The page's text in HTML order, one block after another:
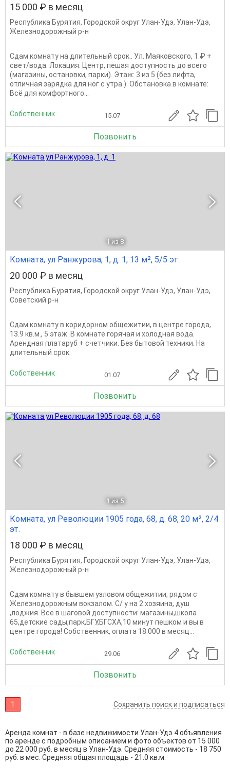
15 000 ₽ в месяц
Республика Бурятия, Городской округ Улан-Удэ, Улан-Удэ,
Железнодорожный р-н
Сдам комнату на длительный срок.. Ул. Маяковского, 1.₽ +
свет/вода. Локация: Центр, пешая доступность до всего
(магазины, остановки, парки). Этаж: 3 из 5 (без лифта,
отличная зарядка для ног с утра ). Обстановка в комнате:
Всё для комфортного...
Собственник 15.07
Позвонить
1 из 8
Комната, ул Ранжурова, 1, д. 1, 13 м², 5/5 эт.
20 000 ₽ в месяц
Республика Бурятия, Городской округ Улан-Удэ, Улан-Удэ,
Советский р-н
Сдам комнату в коридорном общежитии, в центре города,
13.9 кв.м., 5 этаж. В комнате горячая и холодная вода.
Арендная платаруб + счетчики. Без бытовой техники. На
длительный срок.
Собственник 01.07
Позвонить
1 из 5
Комната, ул Революции 1905 года, 68, д. 68, 20 м², 2/4
эт.
18 000 ₽ в месяц
Республика Бурятия, Городской округ Улан-Удэ, Улан-Удэ,
Железнодорожный р-н
Сдам комнату в бывшем узловом общежитии, рядом с
Железнодорожным вокзалом. С/ у на 2 хозяина, душ
,лоджия. Все в шаговой доступности: магазины,школа
65,детские сады,парк,БГУ,БГСХА,10 минут пешком и вы в
центре города! Собственник, оплата 18.000 в месяц...
Собственник 29.06
Позвонить
1 Сохранить поиск и подписаться
Аренда комнат - в базе недвижимости Улан-Удэ 4 объявления
по аренде с подробным описанием и фото объектов от 15 000
до 22 000 руб. в месяц в Улан-Удэ. Средняя стоимость - 18 750
руб. в мес. Средняя общая площадь - 21.0 кв.м.